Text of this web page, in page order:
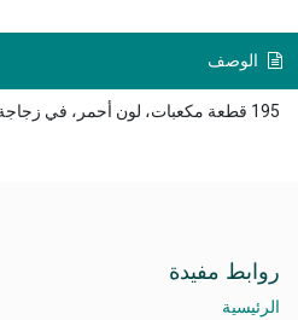
الوصف
195 قطعة مكعبات، لون أحمر، في زجاجة بلاستيك. (المقاس: 83×50×67)
روابط مفيدة
الرئيسية